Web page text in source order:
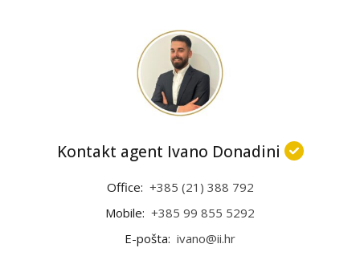
Kontakt agent Ivano Donadini
Office: +385 (21) 388 792
Mobile: +385 99 855 5292
E-pošta: ivano@ii.hr